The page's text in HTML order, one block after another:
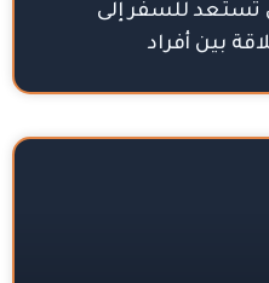
تستعد للسفر إلى
بين أفراد